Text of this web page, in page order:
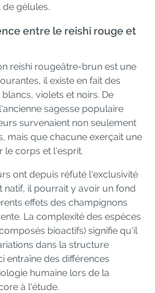
de gélules.
entre le reishi rouge et
reishi rougeâtre-brun est une
il existe en fait des
violets et noirs. De
sagesse populaire
survenaient non seulement
mais que chacune exerçait une
le corps et l'esprit.
ont depuis réfuté l'exclusivité
natif, il pourrait y avoir un fond
effets des champignons
La complexité des espèces
bioactifs) signifie qu'il
dans la structure
entraîne des différences
humaine lors de la
à l'étude.